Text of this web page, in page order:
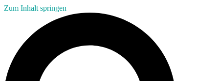
Zum Inhalt springen